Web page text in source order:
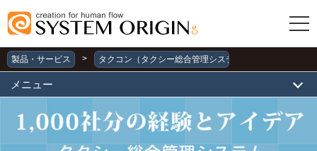
製品・サービス > タクコン（タクシー総合管理システム、事務処理・経営
メニュー